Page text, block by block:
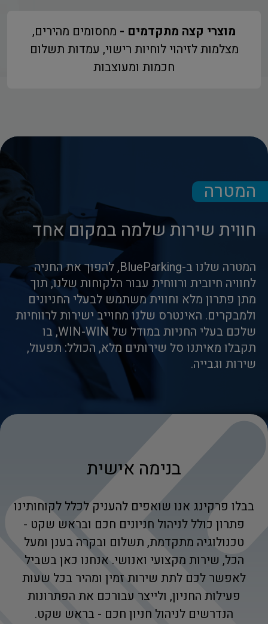
מוצרי קצה מתקדמים - מחסומים מהירים,
מצלמות לזיהוי לוחיות רישוי, עמדות תשלום
חכמות ומעוצבות
המטרה
חווית שירות שלמה במקום אחד
המטרה שלנו ב-BlueParking, להפוך את החניה
לחוויה חיובית ורווחית עבור הלקוחות שלנו, תוך
מתן פתרון מלא וחווית משתמש לבעלי החניונים
ולמבקרים. האינטרס שלנו מחוייב ישירות לרווחיות
שלכם בעלי החניות במודל של WIN-WIN, בו
תקבלו מאיתנו סל שירותים מלא, הכולל: תפעול,
שירות וגבייה.
בנימה אישית
בבלו פרקינג אנו שואפים להעניק לכלל לקוחותינו
פתרון כולל לניהול חניונים חכם ובראש שקט -
טכנולוגיה מתקדמת, תשלום ובקרה בענן ומעל
הכל, שירות מקצועי ואנושי. אנחנו כאן בשביל
לאפשר לכם לתת שירות זמין ומהיר בכל שעות
פעילות החניון, ולייצר עבורכם את הפתרונות
הנדרשים לניהול חניון חכם - בראש שקט.